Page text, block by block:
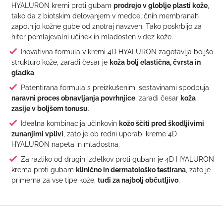
HYALURON kremi proti gubam prodrejo v globlje plasti kože,
tako da z biotskim delovanjem v medceličnih membranah
zapolnijo kožne gube od znotraj navzven. Tako poskrbijo za
hiter pomlajevalni učinek in mladosten videz kože.
Inovativna formula v kremi 4D HYALURON zagotavlja boljšo
strukturo kože, zaradi česar je koža bolj elastična, čvrsta in
gladka.
Patentirana formula s preizkušenimi sestavinami spodbuja
naravni proces obnavljanja povrhnjice, zaradi česar koža
zasije v boljšem tonusu.
Idealna kombinacija učinkovin kožo ščiti pred škodljivimi
zunanjimi vplivi, zato je ob redni uporabi kreme 4D
HYALURON napeta in mladostna.
Za razliko od drugih izdelkov proti gubam je 4D HYALURON
krema proti gubam klinično in dermatološko testirana, zato je
primerna za vse tipe kože, tudi za najbolj občutljivo.